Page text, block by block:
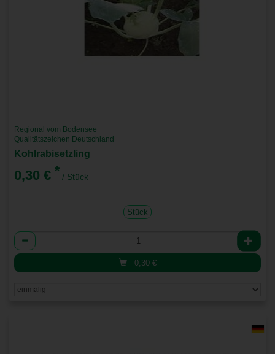
Regional vom Bodensee
Qualitätszeichen Deutschland
Kohlrabisetzling
0,30 € * / Stück
Stück
Anzahl
0,30 €